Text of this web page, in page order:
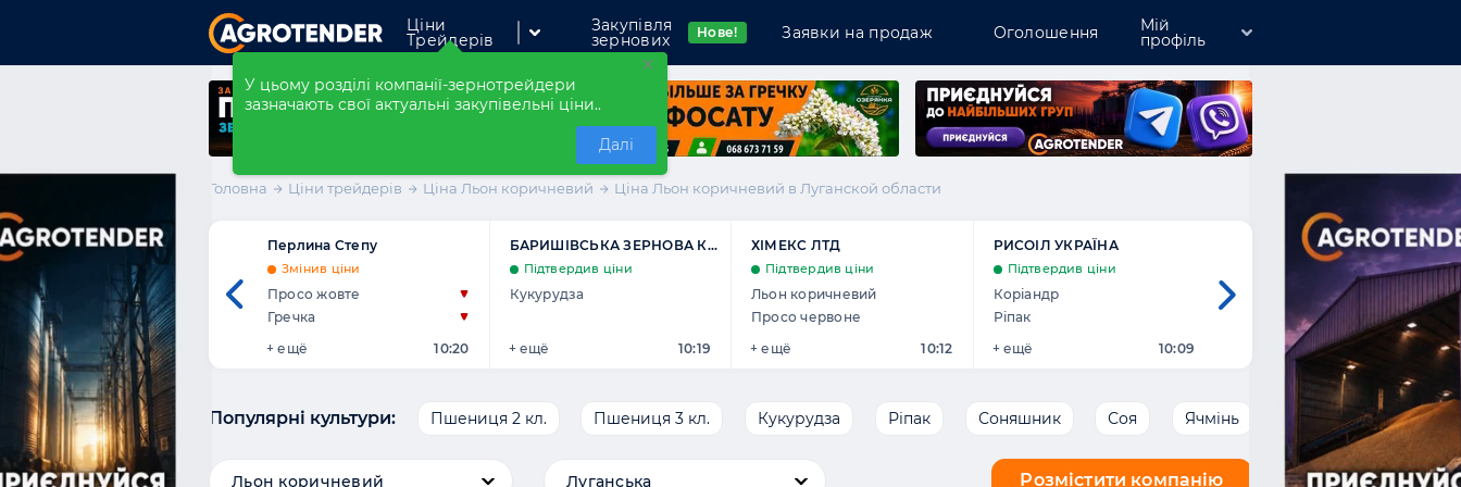
Ціни
Трейдерів
Закупівлі
Розмістити компанію
Закупівля
зернових Нове! Заявки на продаж Оголошення Мій
профіль
Зареєструватись
Увійти
Головна Ціни трейдерів Ціна Льон коричневий Ціна Льон коричневий в Луганской области
Перлина Степу
Змінив ціни
Просо жовте
Гречка
+ ещё
10:20
БАРИШІВСЬКА ЗЕРНОВА К...
Підтвердив ціни
Кукурудза
+ ещё 10:19
ХІМЕКС ЛТД
Підтвердив ціни
Льон коричневий
Просо червоне
+ ещё
10:12
РИСОІЛ УКРАЇНА
Підтвердив ціни
Коріандр
Ріпак
+ ещё
10:09
БЛАГОДАРАГРО
Підтвердив ціни
Пшениця 4 кл.
Кукурудза
10:04
Популярні культури: Пшениця 2 кл. Пшениця 3 кл. Кукурудза Ріпак Соняшник Соя Ячмінь
Льон коричневий Луганська Розмістити компанію
×
У цьому розділі компанії-зернотрейдери
зазначають свої актуальні закупівельні ціни..
Далі